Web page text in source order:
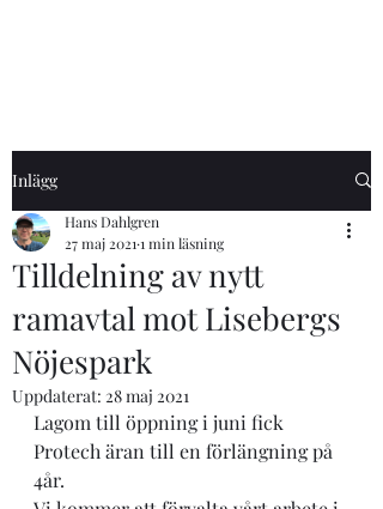
Inlägg
Tilldelning av nytt
ramavtal mot Lisebergs
Nöjespark
Hans Dahlgren
27 maj 2021 1 min läsning
Uppdaterat: 28 maj 2021
Lagom till öppning i juni fick
Protech äran till en förlängning på
4år.